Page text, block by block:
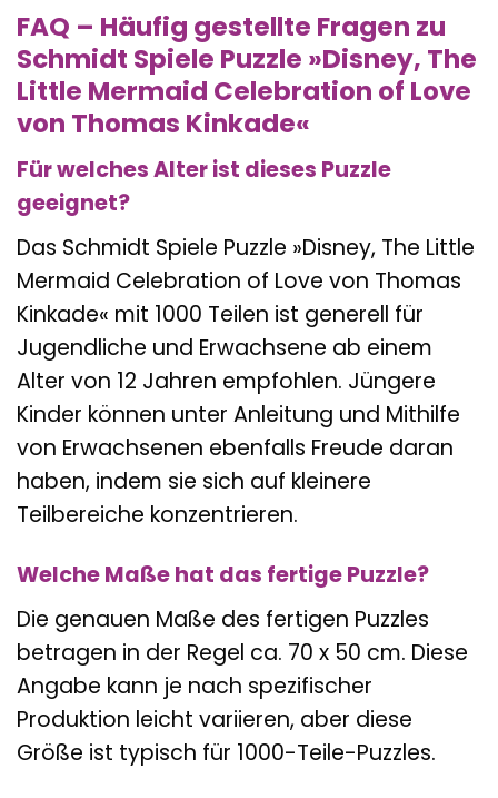
FAQ – Häufig gestellte Fragen zu
Schmidt Spiele Puzzle »Disney, The
Little Mermaid Celebration of Love
von Thomas Kinkade«
Für welches Alter ist dieses Puzzle
geeignet?
Das Schmidt Spiele Puzzle »Disney, The Little
Mermaid Celebration of Love von Thomas
Kinkade« mit 1000 Teilen ist generell für
Jugendliche und Erwachsene ab einem
Alter von 12 Jahren empfohlen. Jüngere
Kinder können unter Anleitung und Mithilfe
von Erwachsenen ebenfalls Freude daran
haben, indem sie sich auf kleinere
Teilbereiche konzentrieren.
Welche Maße hat das fertige Puzzle?
Die genauen Maße des fertigen Puzzles
betragen in der Regel ca. 70 x 50 cm. Diese
Angabe kann je nach spezifischer
Produktion leicht variieren, aber diese
Größe ist typisch für 1000-Teile-Puzzles.